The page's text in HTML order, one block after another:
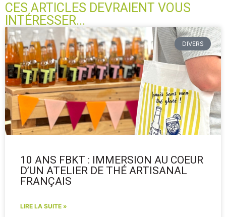
CES ARTICLES DEVRAIENT VOUS
INTÉRESSER...
DIVERS
10 ANS FBKT : IMMERSION AU COEUR
D’UN ATELIER DE THÉ ARTISANAL
FRANÇAIS
LIRE LA SUITE »